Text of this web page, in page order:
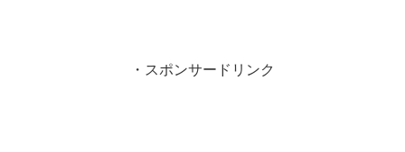
・スポンサードリンク